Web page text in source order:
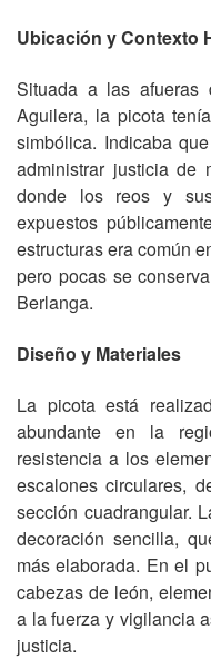
Ubicación y Contexto
Situada a las
Aguilera, la picota
simbólica. Indicaba
administrar justicia de
donde los reos y
expuestos
estructuras era común
pero pocas se
Berlanga.
Diseño y Materiales
La picota está
abundante en la
resistencia a los
escalones circulares,
sección cuadrangular.
decoración sencilla,
más elaborada. En el
cabezas de león,
a la fuerza y vigilancia
justicia.